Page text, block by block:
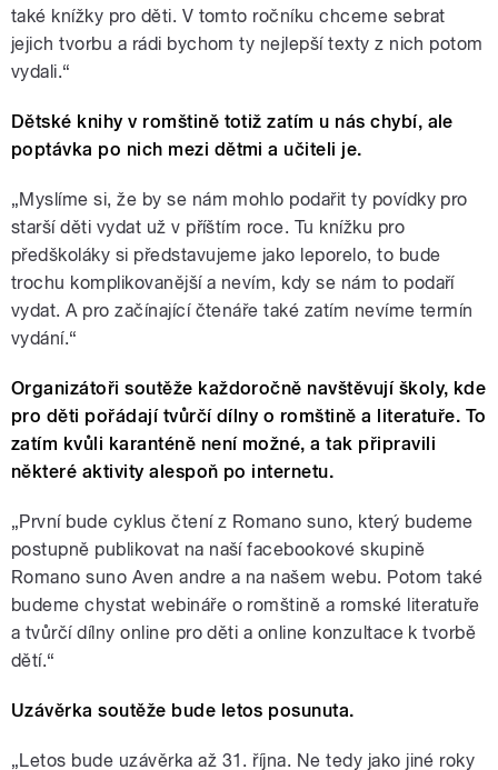
také knížky pro děti. V tomto ročníku chceme sebrat
jejich tvorbu a rádi bychom ty nejlepší texty z nich potom
vydali.“
Dětské knihy v romštině totiž zatím u nás chybí, ale
poptávka po nich mezi dětmi a učiteli je.
„Myslíme si, že by se nám mohlo podařit ty povídky pro
starší děti vydat už v příštím roce. Tu knížku pro
předškoláky si představujeme jako leporelo, to bude
trochu komplikovanější a nevím, kdy se nám to podaří
vydat. A pro začínající čtenáře také zatím nevíme termín
vydání.“
Organizátoři soutěže každoročně navštěvují školy, kde
pro děti pořádají tvůrčí dílny o romštině a literatuře. To
zatím kvůli karanténě není možné, a tak připravili
některé aktivity alespoň po internetu.
„První bude cyklus čtení z Romano suno, který budeme
postupně publikovat na naší facebookové skupině
Romano suno Aven andre a na našem webu. Potom také
budeme chystat webináře o romštině a romské literatuře
a tvůrčí dílny online pro děti a online konzultace k tvorbě
dětí.“
Uzávěrka soutěže bude letos posunuta.
„Letos bude uzávěrka až 31. října. Ne tedy jako jiné roky